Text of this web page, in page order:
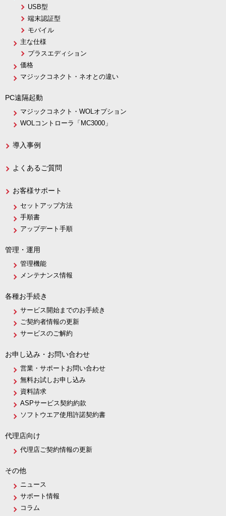
USB型
端末認証型
モバイル
主な仕様
プラスエディション
価格
マジックコネクト・ネオとの違い
PC遠隔起動
マジックコネクト・WOLオプション
WOLコントローラ「MC3000」
導入事例
よくあるご質問
お客様サポート
セットアップ方法
手順書
アップデート手順
管理・運用
管理機能
メンテナンス情報
各種お手続き
サービス開始までのお手続き
ご契約者情報の更新
サービスのご解約
お申し込み・お問い合わせ
営業・サポートお問い合わせ
無料お試しお申し込み
資料請求
ASPサービス契約約款
ソフトウエア使用許諾契約書
代理店向け
代理店ご契約情報の更新
その他
ニュース
サポート情報
コラム